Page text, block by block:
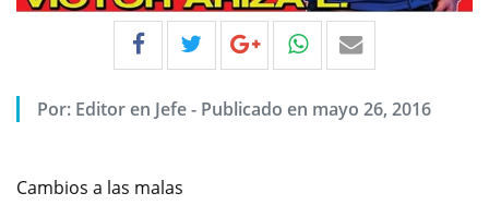
Por: Editor en Jefe- Publicado en mayo 26, 2016
Cambios a las malas